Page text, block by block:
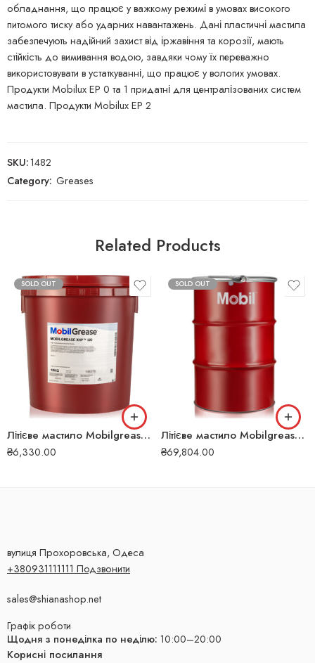
обладнання, що працює у важкому режимі в умовах високого
питомого тиску або ударних навантажень. Дані пластичні мастила
забезпечують надійний захист від іржавіння та корозії, мають
стійкість до вимивання водою, завдяки чому їх переважно
використовувати в устаткуванні, що працює у вологих умовах.
Продукти Mobilux EP 0 та 1 придатні для централізованих систем
мастила. Продукти Mobilux EP 2
SKU:1482
Category: Greases
Related Products
SOLD OUT
Літієве мастило Mobilgrease XHP 222 18 кг 232
₴6,330.00
SOLD OUT
Літієве мастило Mobilgrease XHP 461 180 кг 123291
₴69,804.00
вулиця Прохоровська, Одеса
+380931111111 Подзвонити
sales@shianashop.net
Графік роботи
Щодня з понеділка по неділю: 10:00–20:00
Корисні посилання